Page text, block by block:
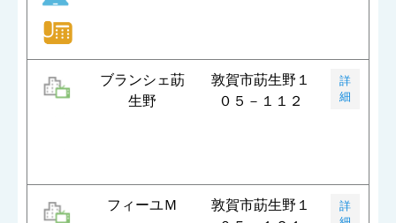
ブランシェ莇
生野
敦賀市莇生野１
０５－１１２
詳
細
フィーユＭ
敦賀市莇生野１
詳